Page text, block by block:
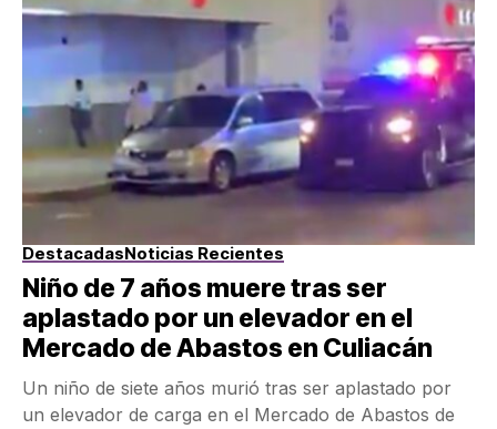
DestacadasNoticias Recientes
Niño de 7 años muere tras ser
aplastado por un elevador en el
Mercado de Abastos en Culiacán
Un niño de siete años murió tras ser aplastado por
un elevador de carga en el Mercado de Abastos de